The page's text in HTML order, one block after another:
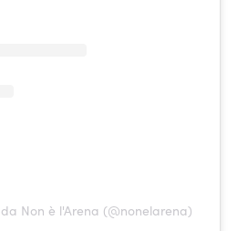
Non è l'Arena (@nonelarena)